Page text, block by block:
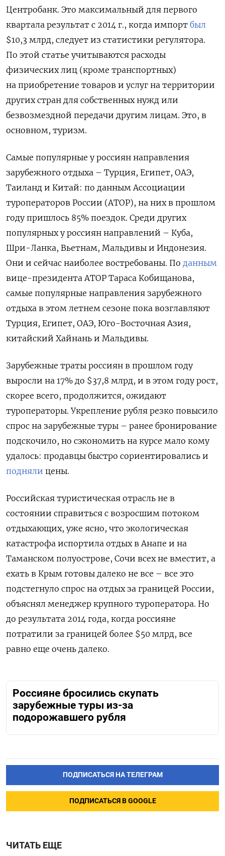
Центробанк. Это максимальный для первого
квартала результат с 2014 г., когда импорт был
$10,3 млрд, следует из статистики регулятора.
По этой статье учитываются расходы
физических лиц (кроме транспортных)
на приобретение товаров и услуг на территории
других стран для собственных нужд или
безвозмездной передачи другим лицам. Это, в
основном, туризм.
Самые популярные у россиян направления
зарубежного отдыха – Турция, Египет, ОАЭ,
Таиланд и Китай: по данным Ассоциации
туроператоров России (АТОР), на них в прошлом
году пришлось 85% поездок. Среди других
популярных у россиян направлений – Куба,
Шри-Ланка, Вьетнам, Мальдивы и Индонезия.
Они и сейчас наиболее востребованы. По данным
вице-президента АТОР Тараса Кобищанова,
самые популярные направления зарубежного
отдыха в этом летнем сезоне пока возглавляют
Турция, Египет, ОАЭ, Юго-Восточная Азия,
китайский Хайнань и Мальдивы.
Зарубежные траты россиян в прошлом году
выросли на 17% до $37,8 млрд, и в этом году рост,
скорее всего, продолжится, ожидают
туроператоры. Укрепление рубля резко повысило
спрос на зарубежные туры – ранее бронирование
подскочило, но сэкономить на курсе мало кому
удалось: продавцы быстро сориентировались и
подняли цены.
Российская туристическая отрасль не в
состоянии справиться с возросшим потоком
отдыхающих, уже ясно, что экологическая
катастрофа испортила отдых в Анапе и на
Таманском полуострове, Сочи всех не вместит, а
ехать в Крым готовы далеко не все – все это
подстегнуло спрос на отдых за границей России,
объяснял менеджер крупного туроператора. Но
до результата 2014 года, когда россияне
потратили за границей более $50 млрд, все
равно еще очень далеко.
Россияне бросились скупать
зарубежные туры из-за
подорожавшего рубля
ПОДПИСАТЬСЯ НА ТЕЛЕГРАМ
ПОДПИСАТЬСЯ В GOOGLE
ЧИТАТЬ ЕЩЕ